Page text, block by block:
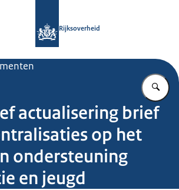
Rijksoverheid
actualisering brief
op het
ondersteuning
en jeugd